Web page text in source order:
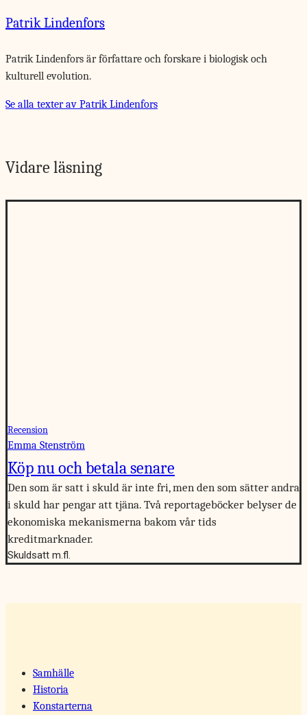
Patrik Lindenfors
Patrik Lindenfors är författare och forskare i biologisk och
kulturell evolution.
Se alla texter av Patrik Lindenfors
Vidare läsning
Recension
Emma Stenström
Köp nu och betala senare
Den som är satt i skuld är inte fri, men den som sätter andra
i skuld har pengar att tjäna. Två reportageböcker belyser de
ekonomiska mekanismerna bakom vår tids
kreditmarknader.
Skuldsatt m.fl.
Samhälle
Historia
Konstarterna